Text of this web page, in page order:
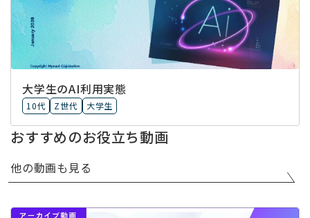
大学生のAI利用実態
10代 Z世代 大学生
おすすめのお役立ち動画
他の動画も見る